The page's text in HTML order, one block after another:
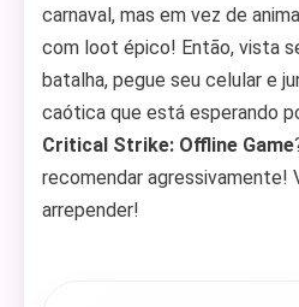
carnaval, mas em vez de
com loot épico! Então, vista
batalha, pegue seu celular e
caótica que está esperando
Critical Strike: Offline Game
recomendar agressivamente!
arrepender!